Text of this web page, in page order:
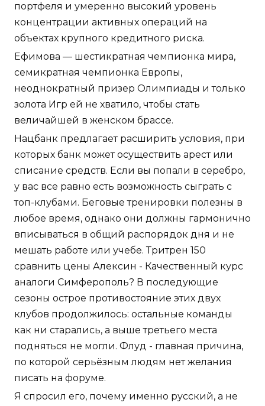
портфеля и умеренно высокий уровень
концентрации активных операций на
объектах крупного кредитного риска.
Ефимова — шестикратная чемпионка мира,
семикратная чемпионка Европы,
неоднократный призер Олимпиады и только
золота Игр ей не хватило, чтобы стать
величайшей в женском брассе.
Нацбанк предлагает расширить условия, при
которых банк может осуществить арест или
списание средств. Если вы попали в серебро,
у вас все равно есть возможность сыграть с
топ-клубами. Беговые тренировки полезны в
любое время, однако они должны гармонично
вписываться в общий распорядок дня и не
мешать работе или учебе. Тритрен 150
сравнить цены Алексин - Качественный курс
аналоги Симферополь? В последующие
сезоны острое противостояние этих двух
клубов продолжилось: остальные команды
как ни старались, а выше третьего места
подняться не могли. Флуд - главная причина,
по которой серьёзным людям нет желания
писать на форуме.
Я спросил его, почему именно русский, а не